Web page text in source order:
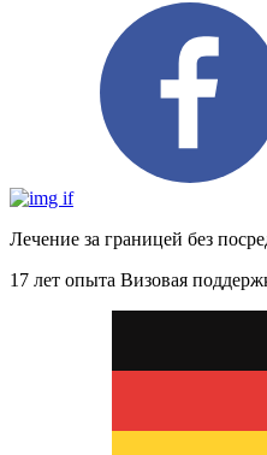
Лечение за границей без
17 лет опыта Визовая